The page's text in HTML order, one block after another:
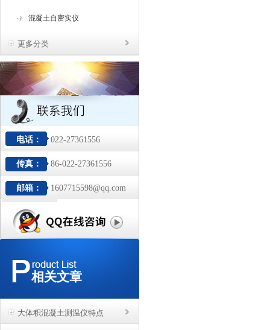
混凝土自密实仪
更多分类
电话： 022-27361556
传真： 86-022-27361556
邮箱： 1607715598@qq.com
相关文章
大体积混凝土测温仪特点